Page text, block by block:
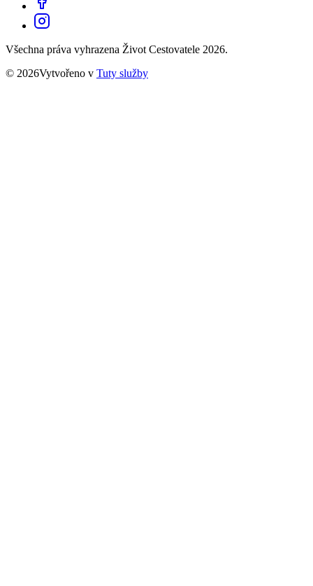
Všechna práva vyhrazena Život Cestovatele 2026.
© 2026Vytvořeno v Tuty služby